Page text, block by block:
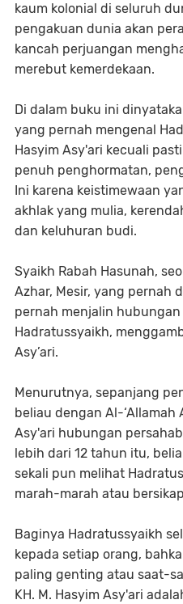
kaum kolonial di seluruh
pengakuan dunia akan
kancah perjuangan
merebut kemerdekaan.
Di dalam buku ini
yang pernah mengenal
Hasyim Asy'ari kecuali
penuh penghormatan,
Ini karena keistimewaan
akhlak yang mulia,
dan keluhuran budi.
Syaikh Rabah Hasunah,
Azhar, Mesir, yang pernah
pernah menjalin
Hadratussyaikh,
Asy’ari.
Menurutnya, sepanjang
beliau dengan Al-‘Allamah
Asy'ari hubungan
lebih dari 12 tahun itu,
sekali pun melihat
marah-marah atau
Baginya Hadratussyaikh
kepada setiap orang,
paling genting atau saat-
KH. M. Hasyim Asy'ari